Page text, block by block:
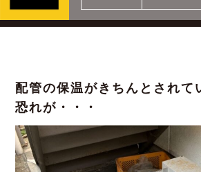
配管の保温がきちんとされて
恐れが・・・